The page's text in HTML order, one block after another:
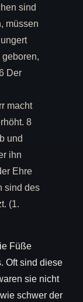
sind
müssen
Der
macht
8
und
ihn
Ehre
sind des
(1.
Füße
Oft sind diese
sie nicht
schwer der